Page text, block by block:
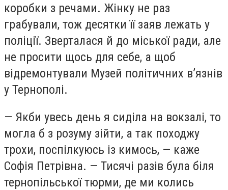
коробки з речами. Жінку не раз
грабували, тож десятки її заяв лежать у
поліції. Зверталася й до міської ради, але
не просити щось для себе, а щоб
відремонтували Музей політичних в’язнів
у Тернополі.
— Якби увесь день я сиділа на вокзалі, то
могла б з розуму зійти, а так походжу
трохи, поспілкуюсь із кимось, — каже
Софія Петрівна. — Тисячі разів була біля
тернопільської тюрми, де ми колись